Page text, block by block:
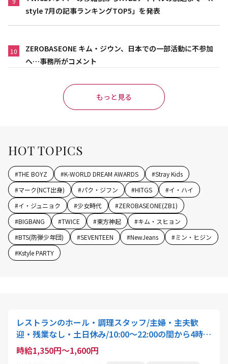
style 7月の記事ランキングTOP5」を発表
10
ZEROBASEONE キム・ジウン、日本での一部活動に不参加
へ…事務所がコメント
もっと見る
HOT TOPICS
#THE BOYZ #K-WORLD DREAM AWARDS #Stray Kids
#マーク(NCT出身) #パク・ジフン #HITGS #イ・ハイ
#イ・ジュニョク #少女時代 #ZEROBASEONE(ZB1)
#BIGBANG #TWICE #東方神起 #キム・スヒョン
#BTS(防弾少年団) #SEVENTEEN #NewJeans #ミン・ヒジン
#Kstyle PARTY
レストランのホール・調理スタッフ/主婦・主夫歓
迎・残業なし・土日休み/10:00〜22:00の間から4時
間〜就業可能/スタッフ・アクティオ
時給1,350円～1,600円